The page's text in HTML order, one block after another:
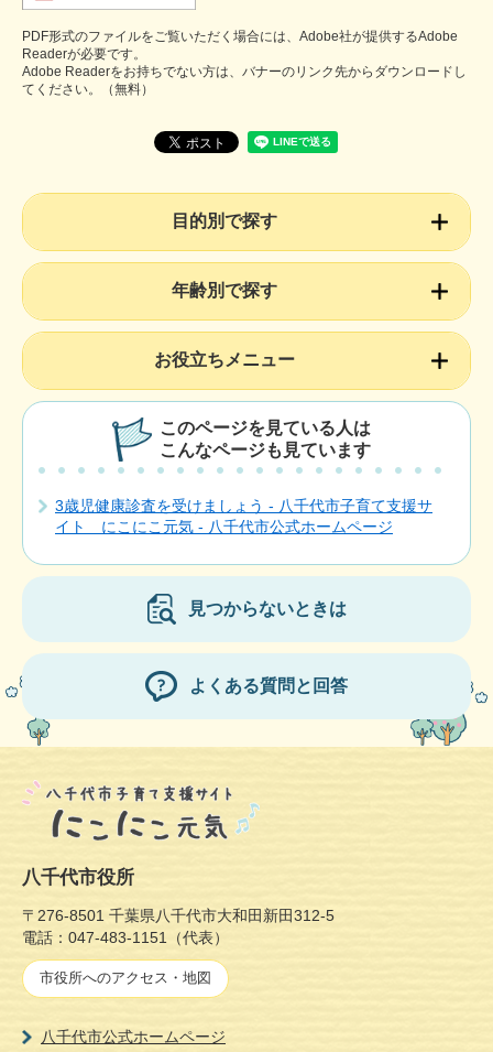
PDF形式のファイルをご覧いただく場合には、Adobe社が提供するAdobe
Readerが必要です。
Adobe Readerをお持ちでない方は、バナーのリンク先からダウンロードし
てください。（無料）
目的別で探す
年齢別で探す
お役立ちメニュー
このページを見ている人は
こんなページも見ています
3歳児健康診査を受けましょう - 八千代市子育て支援サ
イト にこにこ元気 - 八千代市公式ホームページ
見つからないときは
よくある質問と回答
八千代市役所
〒276-8501 千葉県八千代市大和田新田312-5
電話：047-483-1151（代表）
市役所へのアクセス・地図
八千代市公式ホームページ